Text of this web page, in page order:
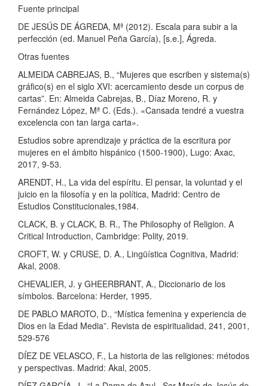
Fuente principal
DE JESÚS DE ÁGREDA, Mª (2012). Escala para subir a la
perfección (ed. Manuel Peña García), [s.e.], Ágreda.
Otras fuentes
ALMEIDA CABREJAS, B., “Mujeres que escriben y sistema(s)
gráfico(s) en el siglo XVI: acercamiento desde un corpus de
cartas”. En: Almeida Cabrejas, B., Díaz Moreno, R. y
Fernández López, Mª C. (Eds.). «Cansada tendré a vuestra
excelencia con tan larga carta».
Estudios sobre aprendizaje y práctica de la escritura por
mujeres en el ámbito hispánico (1500-1900), Lugo: Axac,
2017, 9-53.
ARENDT, H., La vida del espíritu. El pensar, la voluntad y el
juicio en la filosofía y en la política, Madrid: Centro de
Estudios Constitucionales,1984.
CLACK, B. y CLACK, B. R., The Philosophy of Religion. A
Critical Introduction, Cambridge: Polity, 2019.
CROFT, W. y CRUSE, D. A., Lingüística Cognitiva, Madrid:
Akal, 2008.
CHEVALIER, J. y GHEERBRANT, A., Diccionario de los
símbolos. Barcelona: Herder, 1995.
DE PABLO MAROTO, D., “Mística femenina y experiencia de
Dios en la Edad Media”. Revista de espiritualidad, 241, 2001,
529-576
DÍEZ DE VELASCO, F., La historia de las religiones: métodos
y perspectivas. Madrid: Akal, 2005.